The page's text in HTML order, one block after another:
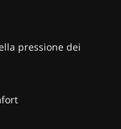
pressione dei